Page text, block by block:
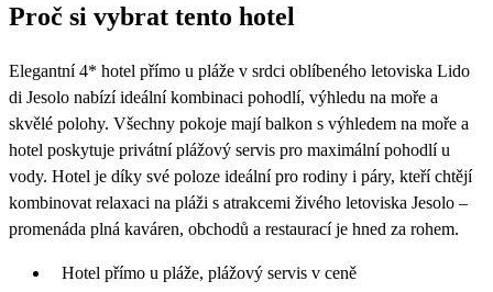
Proč si vybrat tento hotel
Elegantní 4* hotel přímo u pláže v srdci oblíbeného letoviska Lido
di Jesolo nabízí ideální kombinaci pohodlí, výhledu na moře a
skvělé polohy. Všechny pokoje mají balkon s výhledem na moře a
hotel poskytuje privátní plážový servis pro maximální pohodlí u
vody. Hotel je díky své poloze ideální pro rodiny i páry, kteří chtějí
kombinovat relaxaci na pláži s atrakcemi živého letoviska Jesolo –
promenáda plná kaváren, obchodů a restaurací je hned za rohem.
Hotel přímo u pláže, plážový servis v ceně